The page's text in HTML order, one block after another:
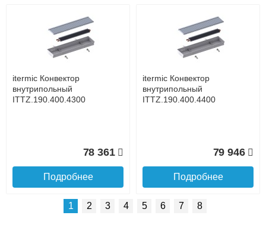
Наличный расчёт
Банковской картой на сайте в режиме реального
времени
Банковской картой при получении товара как при
Интернет-деньгами (Yandex-деньги, Web-money,
Qiwi-кошельки и другие).
Безналичный расчёт (возможно и с НДС)
itermic Конвектор
внутрипольный
ITTZ.190.400.4300
78 361
Подробнее
itermic Конвектор
внутрипольный
ITTZ.190.400.4400
79 946
Подробнее
1 2 3 4 5 6 7 8